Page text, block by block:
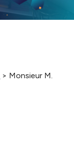
> Monsieur M.